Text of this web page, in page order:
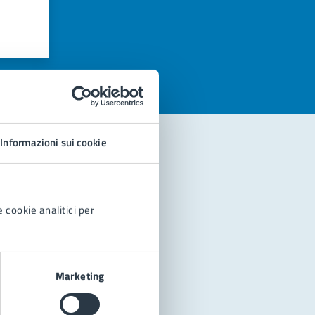
Informazioni sui cookie
cookie analitici per
Marketing